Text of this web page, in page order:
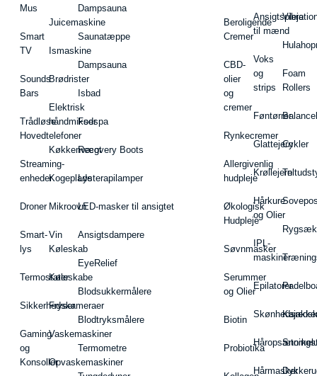
Mus
Smart
TV
Sounds
Bars
Trådløse
Hovedtelefoner
Streaming-
enheder
Droner
Smart-
lys
Termostater
Sikkerhedskameraer
Gaming
og
Konsoller
Juicemaskine
Ismaskine
Brødrister
Elektrisk
håndmikser
Køkkenvægt
Kogeplade
Mikroovn
Vin
Køleskab
Køleskabe
Fryser
Vaskemaskiner
Opvaskemaskiner
Dampsauna
Saunatæppe
Dampsauna
Isbad
Fodspa
Recovery Boots
Lysterapilamper
LED-masker til ansigtet
Ansigtsdampere
EyeRelief
Blodsukkermålere
Blodtryksmålere
Termometre
Beroligende
Cremer
CBD-
olier
og
cremer
Rynkecremer
Allergivenlig
hudpleje
Økologisk
Hudpleje
Søvnmasker
Serummer
og Olier
Biotin
Probiotika
Ansigtspleje
til mænd
Voks
og
strips
Føntørrer
Glattejern
Krøllejern
Hårkure
og Olier
IPL-
maskiner
Epilatorer
Hårmasker
Foam
Rollers
Cykler